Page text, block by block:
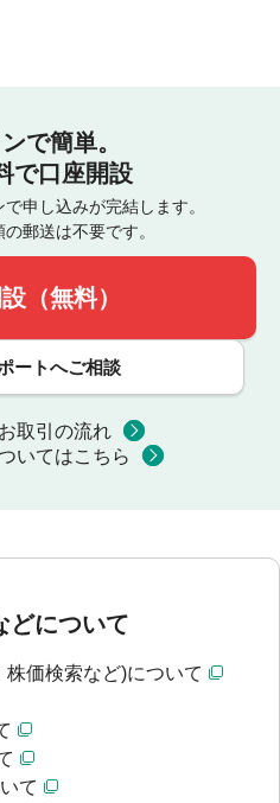
で簡単。
で口座開設
申し込みが完結します。
郵送は不要です。
（無料）
ートへご相談
取引の流れ
いてはこちら
どについて
価検索など)について
て